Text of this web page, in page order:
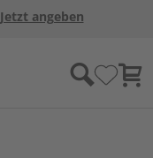
Jetzt angeben